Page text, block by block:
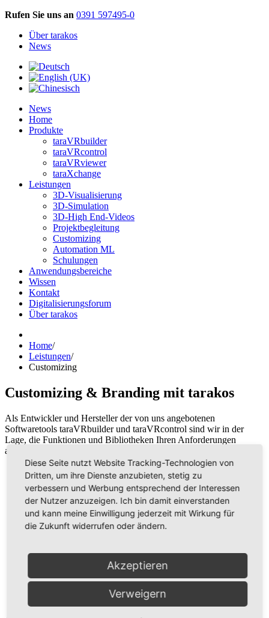
Rufen Sie uns an 0391 597495-0
Über tarakos
News
News
Home
Produkte
taraVRbuilder
taraVRcontrol
taraVRviewer
taraXchange
Leistungen
3D-Visualisierung
3D-Simulation
3D-High End-Videos
Projektbegleitung
Customizing
Automation ML
Schulungen
Anwendungsbereiche
Wissen
Kontakt
Digitalisierungsforum
Über tarakos
Home/
Leistungen/
Customizing
Customizing & Branding mit tarakos
Als Entwickler und Hersteller der von uns angebotenen
Softwaretools taraVRbuilder und taraVRcontrol sind wir in der
Lage, die Funktionen und Bibliotheken Ihren Anforderungen
anzupassen.
Sie brauchen eine spezielle Bibliothek für Ihre
Anlagen/Maschinen?
Sie wünschen sich spezielle Animations- und/oder
Sie möchten für Ihre Kalkulation und Weiterverarbeitung
spezielle Schnittstellen?
Sie möchten unser Programm in Ihre Softwareumgebung
Diese Seite nutzt Website Tracking-Technologien von
Dritten, um ihre Dienste anzubieten, stetig zu
verbessern und Werbung entsprechend der Interessen
der Nutzer anzuzeigen. Ich bin damit einverstanden
und kann meine Einwilligung jederzeit mit Wirkung für
die Zukunft widerrufen oder ändern.
Akzeptieren
Verweigern